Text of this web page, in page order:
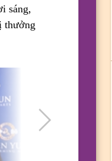
sáng,
thưởng